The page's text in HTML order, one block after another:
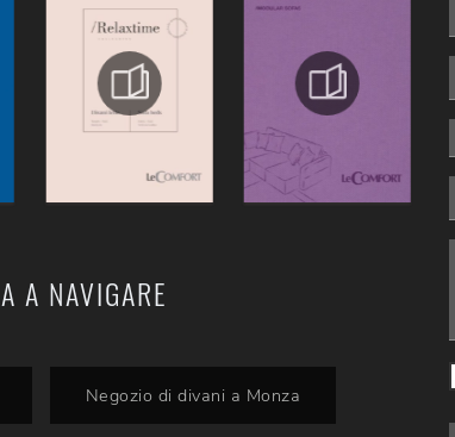
A NAVIGARE
Negozio di divani a Monza